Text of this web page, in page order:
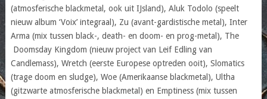
(atmosferische blackmetal, ook uit IJsland), Aluk Todolo (speelt
nieuw album ‘Voix’ integraal), Zu (avant-gardistische metal), Inter
Arma (mix tussen black-, death- en doom- en prog-metal), The
Doomsday Kingdom (nieuw project van Leif Edling van
Candlemass), Wretch (eerste Europese optreden ooit), Slomatics
(trage doom en sludge), Woe (Amerikaanse blackmetal), Ultha
(gitzwarte atmosferische blackmetal) en Emptiness (mix tussen